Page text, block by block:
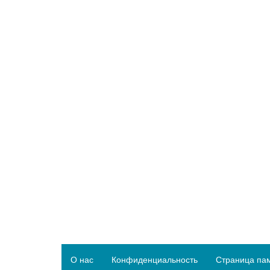
О нас Конфиденциальность Страница